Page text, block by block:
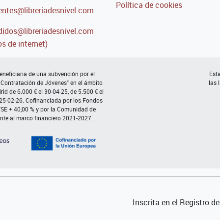
de internet)
Política de cookies
de una subvención por el
de Jóvenes" en el ámbito
de 6.000 € el 30-04-25, de 5.500 € el
02-26. Cofinanciada por los Fondos
+ 40,00 % y por la Comunidad de
al marco financiero 2021-2027.
las
Inscrita en el Registro